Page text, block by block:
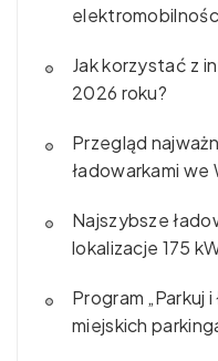
Jak korzystać z
2026 roku?
Przegląd
ładowarkami we
Najszybsze
lokalizacje 175
Program „Parkuj
miejskich